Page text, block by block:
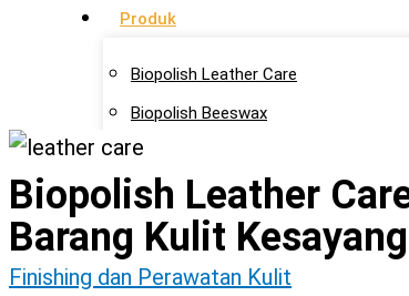
Produk
Biopolish Leather Care
Biopolish Beeswax
Biopolish Natural Oil
Artikel
Lokasi Agen
Kontak Kami
Biopolish Leather
Barang Kulit
Finishing dan Perawatan Kulit